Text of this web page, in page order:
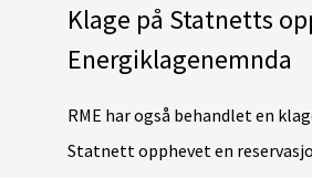
Klage på Statnetts
Energiklagenemnda
RME har også behandlet en
Statnett opphevet en